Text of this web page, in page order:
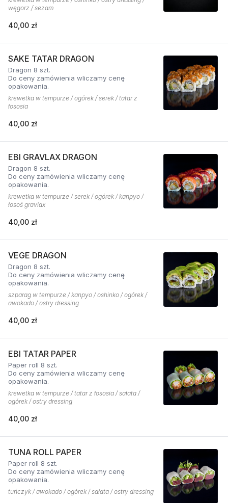
węgorz / sezam
40,00 zł
SAKE TATAR DRAGON
Dragon 8 szt.
Do ceny zamówienia wliczamy cenę
opakowania.
krewetka w tempurze / ogórek / serek / tatar z
łososia
40,00 zł
EBI GRAVLAX DRAGON
Dragon 8 szt.
Do ceny zamówienia wliczamy cenę
opakowania.
krewetka w tempurze / serek / ogórek / kanpyo /
łosoś gravlax
40,00 zł
VEGE DRAGON
Dragon 8 szt.
Do ceny zamówienia wliczamy cenę
opakowania.
szparag w tempurze / kanpyo / oshinko / ogórek /
awokado / ostry dressing
40,00 zł
EBI TATAR PAPER
Paper roll 8 szt.
Do ceny zamówienia wliczamy cenę
opakowania.
krewetka w tempurze / tatar z łososia / sałata /
ogórek / ostry dressing
40,00 zł
TUNA ROLL PAPER
Paper roll 8 szt.
Do ceny zamówienia wliczamy cenę
opakowania.
tuńczyk / awokado / ogórek / sałata / ostry dressing